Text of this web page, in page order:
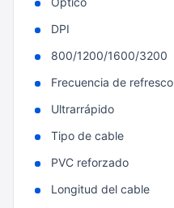
DPI
800/1200/1600/3200
Frecuencia de refresco
Ultrarrápido
Tipo de cable
PVC reforzado
Longitud del cable